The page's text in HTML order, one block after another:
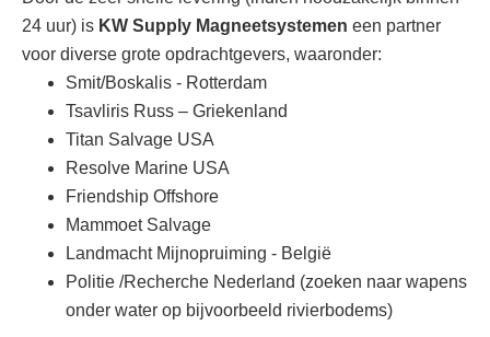
24 uur) is KW Supply Magneetsystemen een partner
voor diverse grote opdrachtgevers, waaronder:
Smit/Boskalis - Rotterdam
Tsavliris Russ – Griekenland
Titan Salvage USA
Resolve Marine USA
Friendship Offshore
Mammoet Salvage
Landmacht Mijnopruiming - België
Politie /Recherche Nederland (zoeken naar wapens
onder water op bijvoorbeeld rivierbodems)